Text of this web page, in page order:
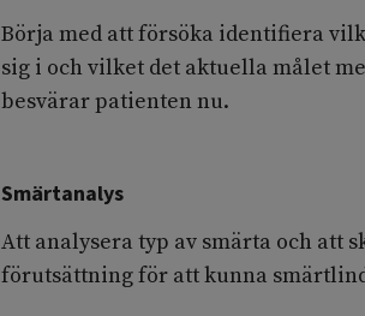
Börja med att försöka identifiera
sig i och vilket det aktuella målet
besvärar patienten nu.
Smärtanalys
Att analysera typ av smärta och att
förutsättning för att kunna